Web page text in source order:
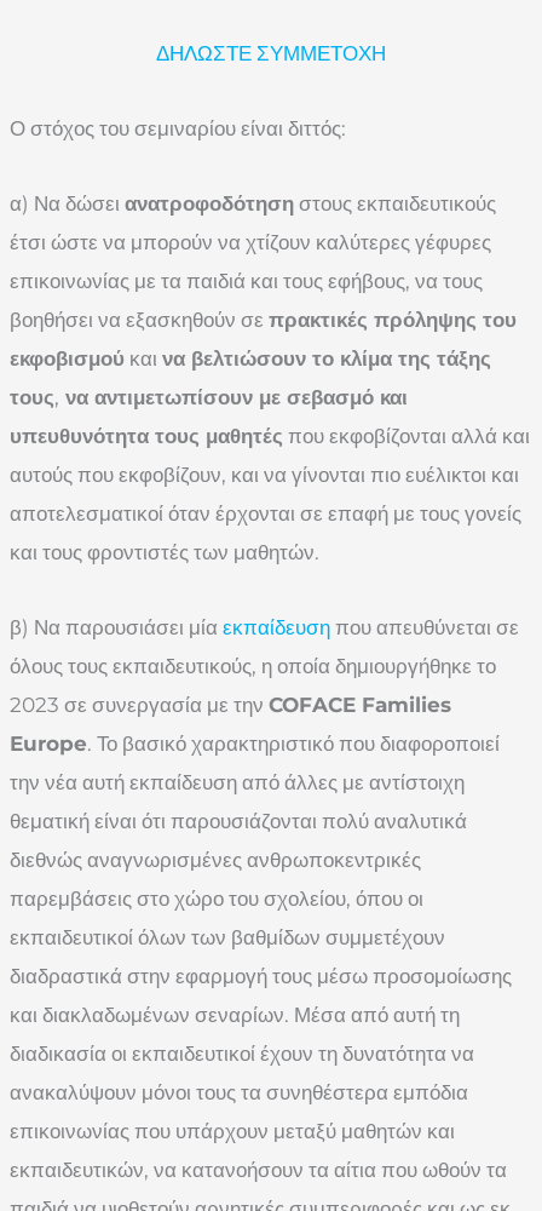
ΔΗΛΩΣΤΕ ΣΥΜΜΕΤΟΧΗ
Ο στόχος του σεμιναρίου είναι διττός:
α) Να δώσει ανατροφοδότηση στους εκπαιδευτικούς
έτσι ώστε να μπορούν να χτίζουν καλύτερες γέφυρες
επικοινωνίας με τα παιδιά και τους εφήβους, να τους
βοηθήσει να εξασκηθούν σε πρακτικές πρόληψης του
εκφοβισμού και να βελτιώσουν το κλίμα της τάξης
τους, να αντιμετωπίσουν με σεβασμό και
υπευθυνότητα τους μαθητές που εκφοβίζονται αλλά και
αυτούς που εκφοβίζουν, και να γίνονται πιο ευέλικτοι και
αποτελεσματικοί όταν έρχονται σε επαφή με τους γονείς
και τους φροντιστές των μαθητών.
β) Να παρουσιάσει μία εκπαίδευση που απευθύνεται σε
όλους τους εκπαιδευτικούς, η οποία δημιουργήθηκε το
2023 σε συνεργασία με την COFACE Families
Europe. Το βασικό χαρακτηριστικό που διαφοροποιεί
την νέα αυτή εκπαίδευση από άλλες με αντίστοιχη
θεματική είναι ότι παρουσιάζονται πολύ αναλυτικά
διεθνώς αναγνωρισμένες ανθρωποκεντρικές
παρεμβάσεις στο χώρο του σχολείου, όπου οι
εκπαιδευτικοί όλων των βαθμίδων συμμετέχουν
διαδραστικά στην εφαρμογή τους μέσω προσομοίωσης
και διακλαδωμένων σεναρίων. Μέσα από αυτή τη
διαδικασία οι εκπαιδευτικοί έχουν τη δυνατότητα να
ανακαλύψουν μόνοι τους τα συνηθέστερα εμπόδια
επικοινωνίας που υπάρχουν μεταξύ μαθητών και
εκπαιδευτικών, να κατανοήσουν τα αίτια που ωθούν τα